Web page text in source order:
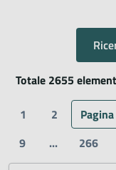
Totale 2655
1
2 Pagina
9
... 266